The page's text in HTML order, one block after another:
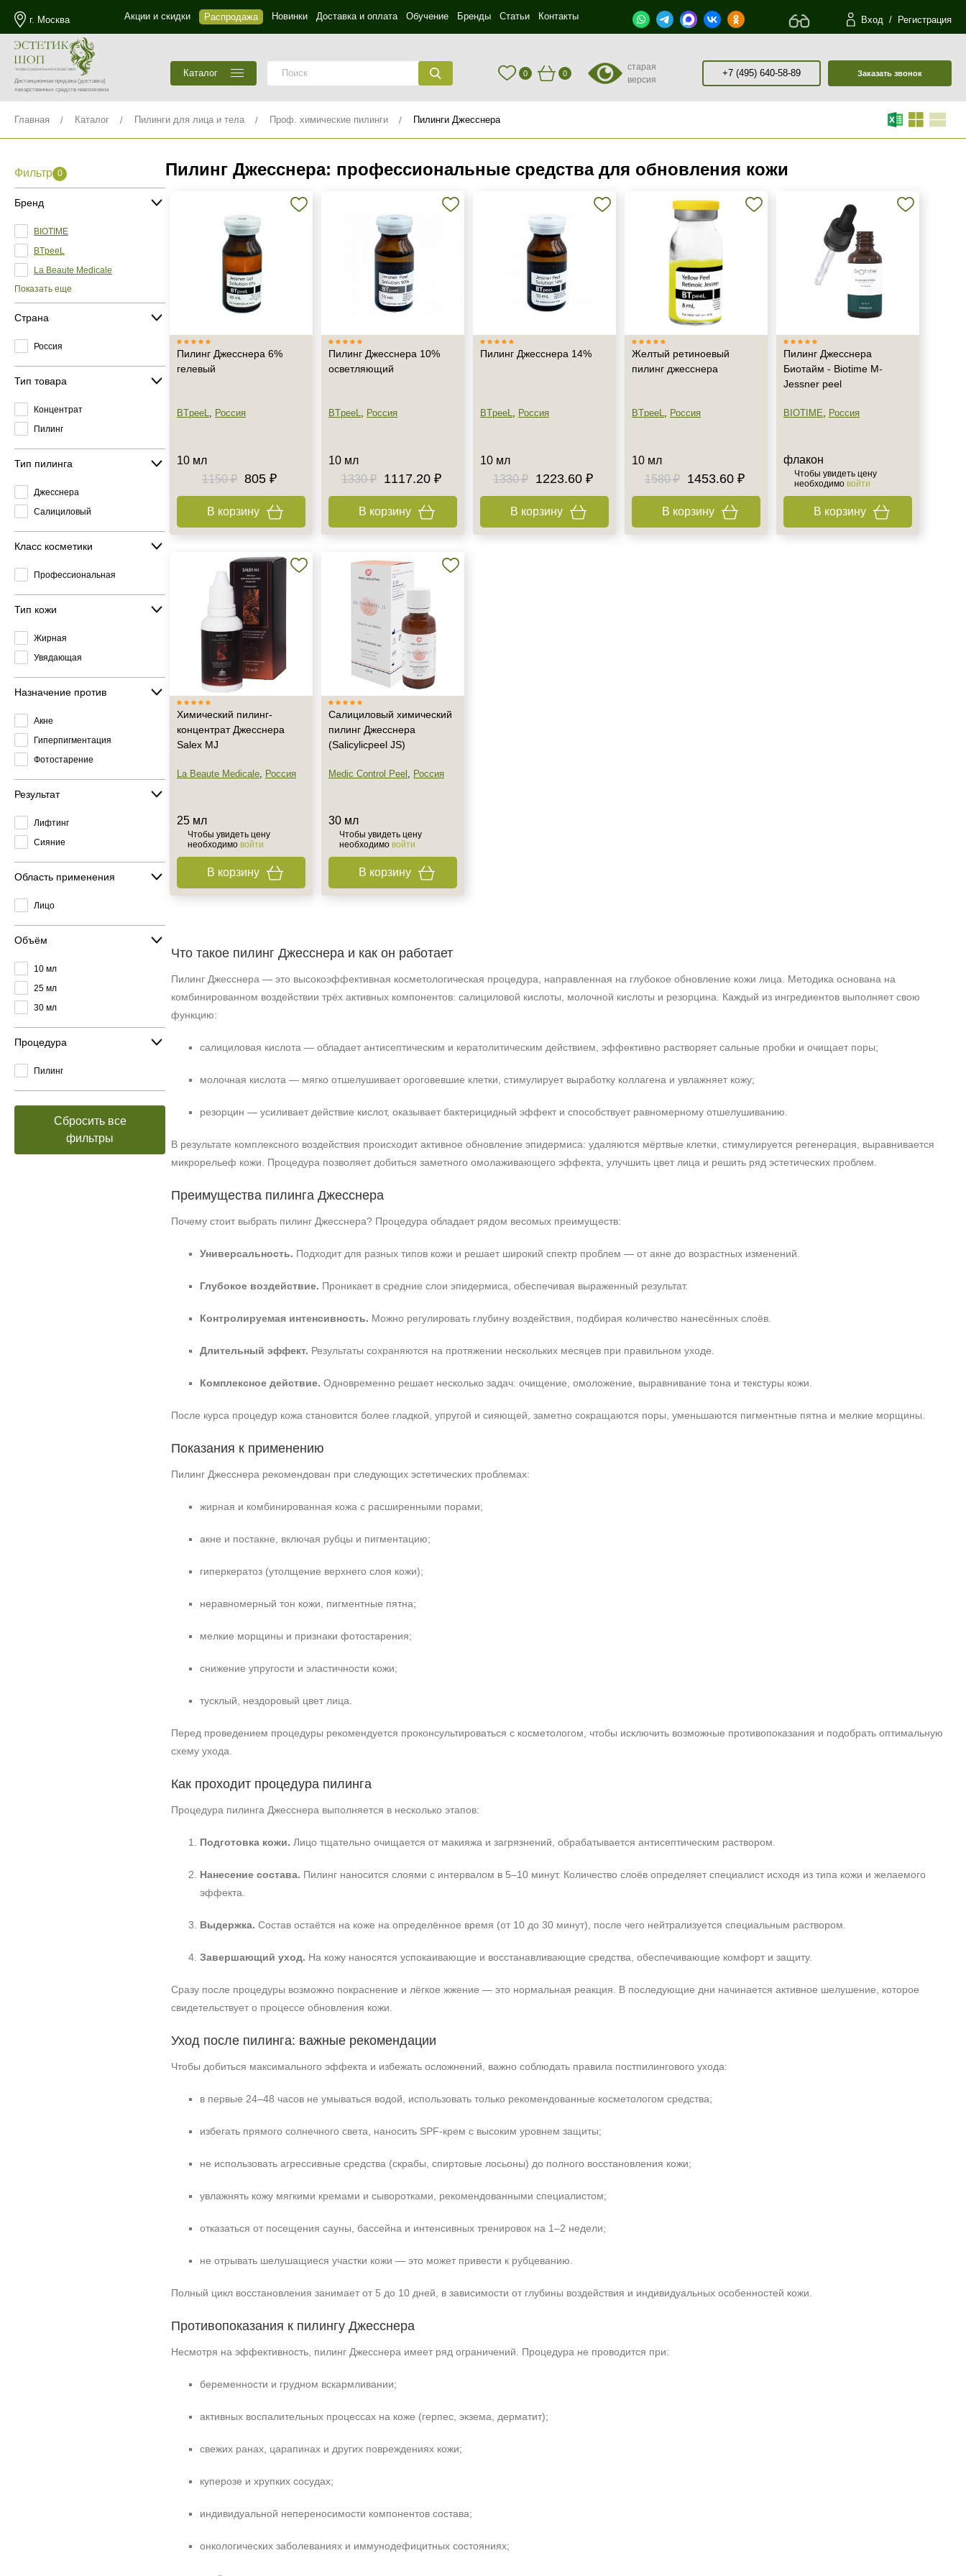
г. Москва Акции и скидки Распродажа Новинки Доставка и оплата Обучение Бренды Статьи Контакты Вход / Регистрация
Дистанционная продажа(доставка)
лекарственных средств невозможна
Каталог 0 0
старая
версия
+7 (495) 640-58-89 Заказать звонок
Главная Каталог Пилинги для лица и тела Проф. химические пилинги Пилинги Джесснера
Фильтр 0
Бренд
BIOTIME
BTpeeL
La Beaute Medicale
Показать еще
Страна
Россия
Тип товара
Концентрат
Пилинг
Тип пилинга
Джесснера
Салициловый
Класс косметики
Профессиональная
Тип кожи
Жирная
Увядающая
Назначение против
Акне
Гиперпигментация
Фотостарение
Результат
Лифтинг
Сияние
Область применения
Лицо
Объём
10 мл
25 мл
30 мл
Процедура
Пилинг
Сбросить все
фильтры
Пилинг Джесснера: профессиональные средства для обновления кожи
Пилинг Джесснера 6%
гелевый
BTpeeL, Россия
10 мл
1150 ₽ 805 ₽
В корзину
Пилинг Джесснера 10%
осветляющий
BTpeeL, Россия
10 мл
1330 ₽
1117.20 ₽
В корзину
Пилинг Джесснера 14%
BTpeeL, Россия
10 мл
1330 ₽
1223.60 ₽
В корзину
Желтый ретиноевый
пилинг джесснера
BTpeeL, Россия
10 мл
1580 ₽
1453.60 ₽
В корзину
Пилинг Джесснера
Биотайм - Biotime M-
Jessner peel
BIOTIME, Россия
флакон
Чтобы увидеть цену
необходимо войти
В корзину
Химический пилинг-
концентрат Джесснера
Salex MJ
La Beaute Medicale, Россия
25 мл
Чтобы увидеть цену
необходимо войти
В корзину
Салициловый химический
пилинг Джесснера
(Salicylicpeel JS)
Medic Control Peel , Россия
30 мл
Чтобы увидеть цену
необходимо войти
В корзину
Что такое пилинг Джесснера и как он работает
Пилинг Джесснера — это высокоэффективная косметологическая процедура, направленная на глубокое обновление кожи лица. Методика основана на
комбинированном воздействии трёх активных компонентов: салициловой кислоты, молочной кислоты и резорцина. Каждый из ингредиентов выполняет свою
функцию:
салициловая кислота — обладает антисептическим и кератолитическим действием, эффективно растворяет сальные пробки и очищает поры;
молочная кислота — мягко отшелушивает ороговевшие клетки, стимулирует выработку коллагена и увлажняет кожу;
резорцин — усиливает действие кислот, оказывает бактерицидный эффект и способствует равномерному отшелушиванию.
В результате комплексного воздействия происходит активное обновление эпидермиса: удаляются мёртвые клетки, стимулируется регенерация, выравнивается
микрорельеф кожи. Процедура позволяет добиться заметного омолаживающего эффекта, улучшить цвет лица и решить ряд эстетических проблем.
Преимущества пилинга Джесснера
Почему стоит выбрать пилинг Джесснера? Процедура обладает рядом весомых преимуществ:
Универсальность. Подходит для разных типов кожи и решает широкий спектр проблем — от акне до возрастных изменений.
Глубокое воздействие. Проникает в средние слои эпидермиса, обеспечивая выраженный результат.
Контролируемая интенсивность. Можно регулировать глубину воздействия, подбирая количество нанесённых слоёв.
Длительный эффект. Результаты сохраняются на протяжении нескольких месяцев при правильном уходе.
Комплексное действие. Одновременно решает несколько задач: очищение, омоложение, выравнивание тона и текстуры кожи.
После курса процедур кожа становится более гладкой, упругой и сияющей, заметно сокращаются поры, уменьшаются пигментные пятна и мелкие морщины.
Показания к применению
Пилинг Джесснера рекомендован при следующих эстетических проблемах:
жирная и комбинированная кожа с расширенными порами;
акне и постакне, включая рубцы и пигментацию;
гиперкератоз (утолщение верхнего слоя кожи);
неравномерный тон кожи, пигментные пятна;
мелкие морщины и признаки фотостарения;
снижение упругости и эластичности кожи;
тусклый, нездоровый цвет лица.
Перед проведением процедуры рекомендуется проконсультироваться с косметологом, чтобы исключить возможные противопоказания и подобрать оптимальную
схему ухода.
Как проходит процедура пилинга
Процедура пилинга Джесснера выполняется в несколько этапов:
Подготовка кожи. Лицо тщательно очищается от макияжа и загрязнений, обрабатывается антисептическим раствором.
Нанесение состава. Пилинг наносится слоями с интервалом в 5–10 минут. Количество слоёв определяет специалист исходя из типа кожи и желаемого
эффекта.
Выдержка. Состав остаётся на коже на определённое время (от 10 до 30 минут), после чего нейтрализуется специальным раствором.
Завершающий уход. На кожу наносятся успокаивающие и восстанавливающие средства, обеспечивающие комфорт и защиту.
Сразу после процедуры возможно покраснение и лёгкое жжение — это нормальная реакция. В последующие дни начинается активное шелушение, которое
свидетельствует о процессе обновления кожи.
Уход после пилинга: важные рекомендации
Чтобы добиться максимального эффекта и избежать осложнений, важно соблюдать правила постпилингового ухода:
в первые 24–48 часов не умываться водой, использовать только рекомендованные косметологом средства;
избегать прямого солнечного света, наносить SPF‑крем с высоким уровнем защиты;
не использовать агрессивные средства (скрабы, спиртовые лосьоны) до полного восстановления кожи;
увлажнять кожу мягкими кремами и сыворотками, рекомендованными специалистом;
отказаться от посещения сауны, бассейна и интенсивных тренировок на 1–2 недели;
не отрывать шелушащиеся участки кожи — это может привести к рубцеванию.
Полный цикл восстановления занимает от 5 до 10 дней, в зависимости от глубины воздействия и индивидуальных особенностей кожи.
Противопоказания к пилингу Джесснера
Несмотря на эффективность, пилинг Джесснера имеет ряд ограничений. Процедура не проводится при:
беременности и грудном вскармливании;
активных воспалительных процессах на коже (герпес, экзема, дерматит);
свежих ранах, царапинах и других повреждениях кожи;
куперозе и хрупких сосудах;
индивидуальной непереносимости компонентов состава;
онкологических заболеваниях и иммунодефицитных состояниях;